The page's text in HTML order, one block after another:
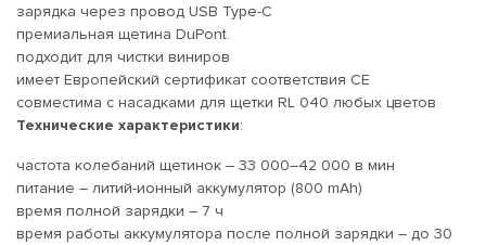
зарядка через провод USB Type-C
премиальная щетина DuPont.
подходит для чистки виниров
имеет Европейский сертификат соответствия СЕ
совместима с насадками для щетки RL 040 любых цветов
Технические характеристики:
частота колебаний щетинок – 33 000–42 000 в мин
питание – литий-ионный аккумулятор (800 mAh)
время полной зарядки – 7 ч
время работы аккумулятора после полной зарядки – до 30